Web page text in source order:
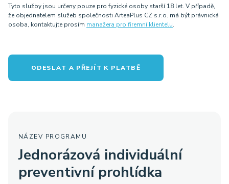
Tyto služby jsou určeny pouze pro fyzické osoby starší 18 let. V případě,
že objednatelem služeb společnosti ArteaPlus CZ s.r.o. má být právnická
osoba, kontaktujte prosím manažera pro firemní klientelu.
ODESLAT A PŘEJÍT K PLATBĚ
NÁZEV PROGRAMU
Jednorázová individuální
preventivní prohlídka